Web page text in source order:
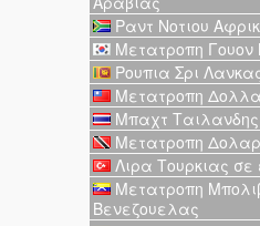
Ραντ Νοτιου
Μετατροπη Γουον
Ρουπια Σρι
Μετατροπη
Μπαχτ
Μετατροπη
Λιρα Τουρκιας σε
Μετατροπη
Βενεζουελας